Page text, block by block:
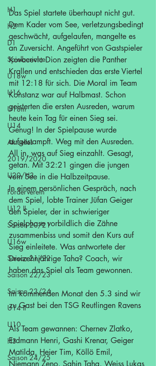
H1
H2
D1
Spielberichte
U18w
U16
U18m
U14
Aktuelles
2019/2020
U20/H3
Förderverein
U12 II
Saison 20/21
U16w
Saison 21/22
Saison 22/23
Saison 23/24
U14 II
U10
H3
Saison 24/25
Das Spiel startete überhaupt nicht gut.
Dem Kader vom See, verletzungsbedingt
geschwächt, aufgelaufen, mangelte es
an Zuversicht. Angeführt von Gastspieler
Kovacevic Dion zeigten die Panther
Krallen und entschieden das erste Viertel
mit 12:18 für sich. Die Moral im Team
Konstanz war auf Halbmast. Schon
geisterten die ersten Ausreden, warum
heute kein Tag für einen Sieg sei.
Genug! In der Spielpause wurde
aufgestampft. Weg mit den Ausreden.
All in, was auf Sieg einzahlt. Gesagt,
getan. Mit 32:21 gingen die jungen
vom See in die Halbzeitpause.
In einem persönlichen Gespräch, nach
dem Spiel, lobte Trainer Jüfan Geiger
den Spieler, der in schwieriger
Spielphase vorbildlich die Zähne
zusammenbiss und somit den Kurs auf
Sieg einleitete. Was antwortete der
Dreizehnjährige Taha? Coach, wir
haben das Spiel als Team gewonnen.
Im kommenden Monat den 5.3 sind wir
zu Gast bei den TSG Reutlingen Ravens
Als Team gewannen: Chernev Zlatko,
Erdmann Henri, Gashi Krenar, Geiger
Matilda, Heier Tim, Köllö Emil,
Niemann Zeno, Sahin Taha, Weiss Lukas